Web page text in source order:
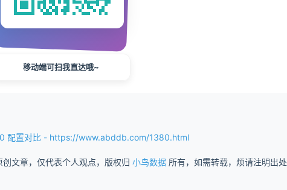
移动端可扫我直达哦~
配置对比 - https://www.abddb.com/1380.html
文章，仅代表个人观点，版权归 小鸟数据 所有，如需转载，烦请注明出处